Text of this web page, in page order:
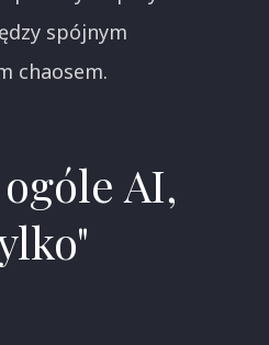
spójnym
chaosem.
AI,